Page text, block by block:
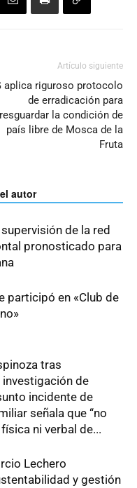
Artículo siguiente
aplica riguroso protocolo
de erradicación para
resguardar la condición de
país libre de Mosca de la
Fruta
autor
de la red
pronosticado para
participó en «Club de
tras
de
incidente de
señala que “no
ni verbal de...
Lechero
y gestión